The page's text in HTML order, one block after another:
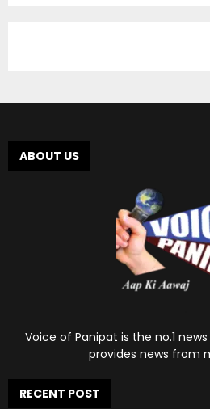
ABOUT US
Voice of Panipat is the no.1
provides news from
RECENT POST